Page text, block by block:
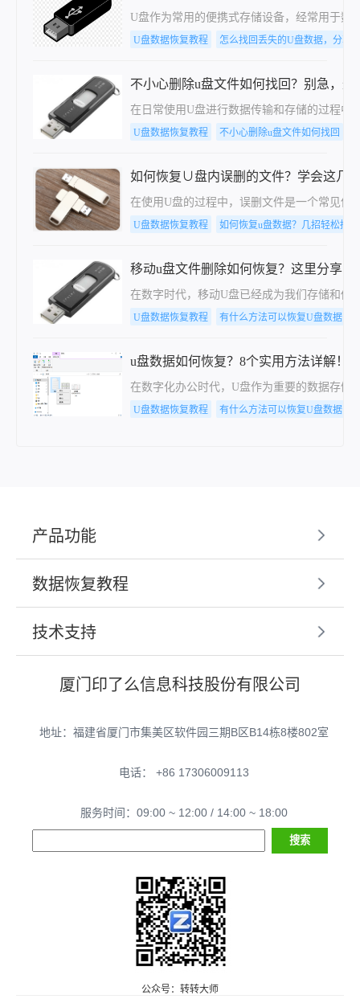
U盘作为常用的便携式存储设备，经常用于数
U盘数据恢复教程 怎么找回丢失的U盘数据，分享
不小心删除u盘文件如何找回？别急，
在日常使用U盘进行数据传输和存储的过程中
U盘数据恢复教程 不小心删除u盘文件如何找回
如何恢复∪盘内误删的文件？学会这几
在使用U盘的过程中，误删文件是一个常见
U盘数据恢复教程 如何恢复u盘数据？几招轻松搞定
移动u盘文件删除如何恢复？这里分享了
在数字时代，移动U盘已经成为我们存储和传
U盘数据恢复教程 有什么方法可以恢复U盘数据，
u盘数据如何恢复？8个实用方法详解！
在数字化办公时代，U盘作为重要的数据存储
U盘数据恢复教程 有什么方法可以恢复U盘数据，
产品功能
数据恢复教程
技术支持
厦门印了么信息科技股份有限公司
地址：福建省厦门市集美区软件园三期B区B14栋8楼802室
电话： +86 17306009113
服务时间：09:00 ~ 12:00 / 14:00 ~ 18:00
公众号：转转大师